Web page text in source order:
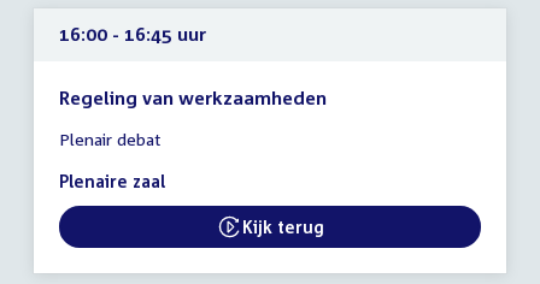
16:00 - 16:45 uur
Regeling van werkzaamheden
vergadering
16:00
16:45
uur
Plenair debat
Plenaire zaal
External link:
Kijk terug